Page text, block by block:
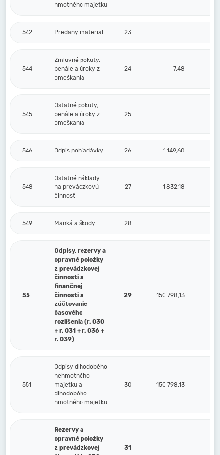
hmotného majetku
542 Predaný materiál 23
544
Zmluvné pokuty,
penále a úroky z
omeškania
24 7,48
545
Ostatné pokuty,
penále a úroky z
omeškania
25
546 Odpis pohľadávky 26 1 149,60
548
Ostatné náklady
na prevádzkovú
činnosť
27 1 832,18
549 Manká a škody 28
55
Odpisy, rezervy a
opravné položky
z prevádzkovej
činnosti a
finančnej
činnosti a
zúčtovanie
časového
rozlíšenia (r. 030
+ r. 031 + r. 036 +
r. 039)
29 150 798,13
551
Odpisy dlhodobého
nehmotného
majetku a
dlhodobého
hmotného majetku
30 150 798,13
Rezervy a
opravné položky
z prevádzkovej
31